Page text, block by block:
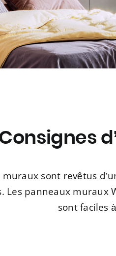
sont revêtus
panneaux muraux
sont faciles